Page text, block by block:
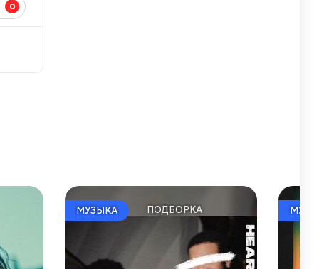
0
МУЗЫКА ПОДБОРКА